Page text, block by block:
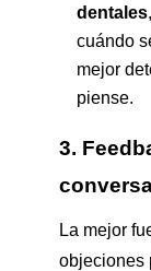
dentales
cuándo
mejor
piense.
3.
La mejor
objeciones